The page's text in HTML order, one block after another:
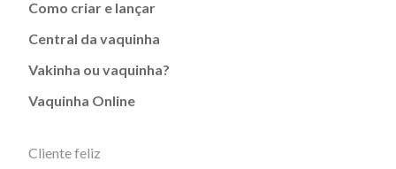
Como criar e lançar
Central da vaquinha
Vakinha ou vaquinha?
Vaquinha Online
Cliente feliz